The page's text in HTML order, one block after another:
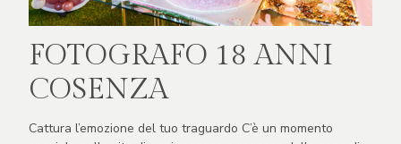
FOTOGRAFO 18 ANNI
COSENZA
Cattura l’emozione del tuo traguardo C’è un momento